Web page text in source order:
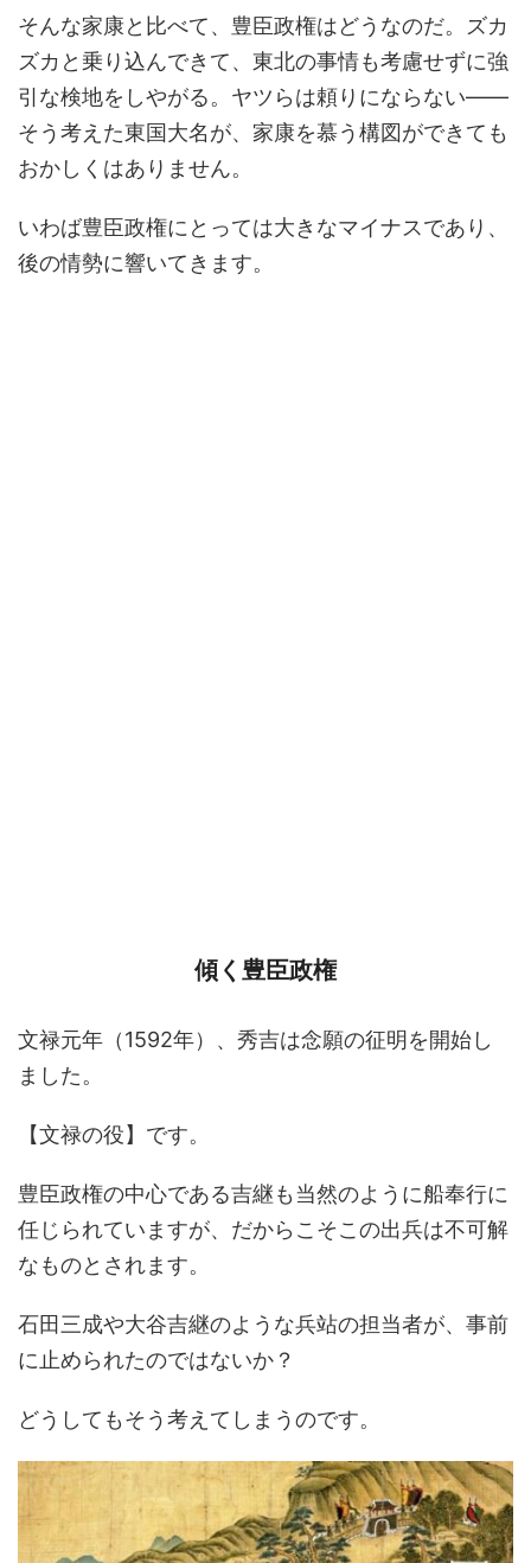
そんな家康と比べて、豊臣政権はどうなのだ。ズカ
ズカと乗り込んできて、東北の事情も考慮せずに強
引な検地をしやがる。ヤツらは頼りにならない――
そう考えた東国大名が、家康を慕う構図ができても
おかしくはありません。
いわば豊臣政権にとっては大きなマイナスであり、
後の情勢に響いてきます。
傾く豊臣政権
文禄元年（1592年）、秀吉は念願の征明を開始し
ました。
【文禄の役】です。
豊臣政権の中心である吉継も当然のように船奉行に
任じられていますが、だからこそこの出兵は不可解
なものとされます。
石田三成や大谷吉継のような兵站の担当者が、事前
に止められたのではないか？
どうしてもそう考えてしまうのです。